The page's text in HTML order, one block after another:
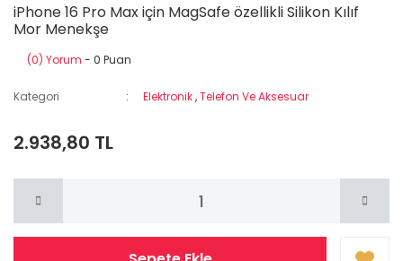
iPhone 16 Pro Max için MagSafe özellikli Silikon Kılıf
Mor Menekşe
(0) Yorum - 0 Puan
Kategori Elektronik,Telefon Ve Aksesuar
2.938,80 TL